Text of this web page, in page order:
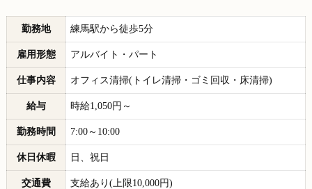
勤務地 練馬駅から徒歩5分
雇用形態 アルバイト・パート
仕事内容 オフィス清掃(トイレ清掃・ゴミ回収・床清掃)
給与 時給1,050円～
勤務時間 7:00～10:00
休日休暇 日、祝日
交通費 支給あり(上限10,000円)